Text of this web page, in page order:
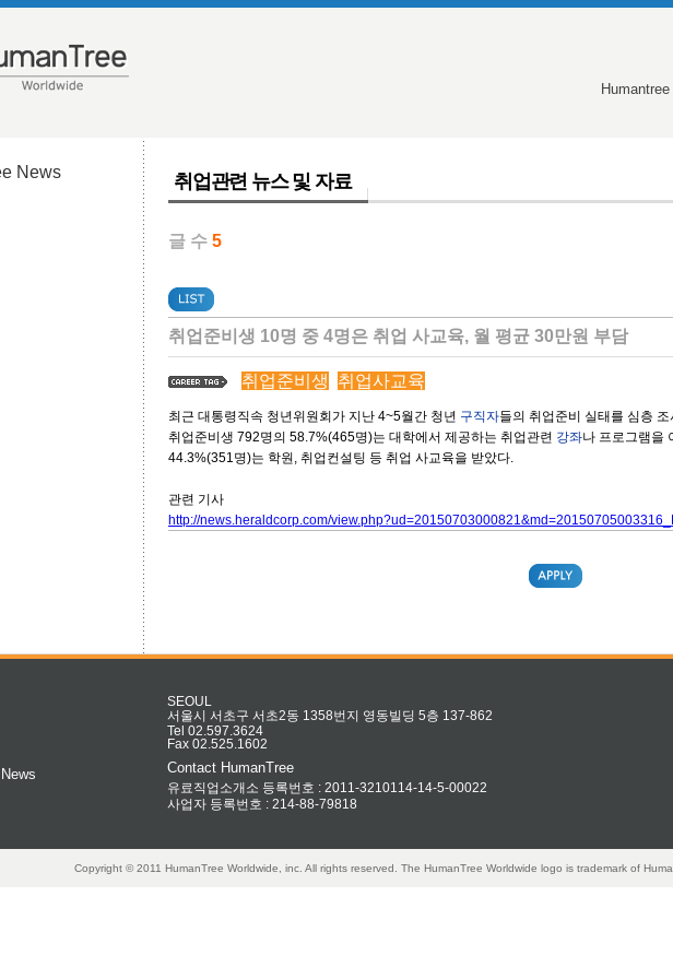
Humantree
News 취업관련 뉴스 및 자료
글 수 5
취업준비생 10명 중 4명은 취업 사교육, 월 평균 30만원 부담
취업준비생 취업사교육
최근 대통령직속 청년위원회가 지난 4~5월간 청년 구직자들의 취업준비 실태를 심층
취업준비생 792명의 58.7%(465명)는 대학에서 제공하는 취업관련 강좌나 프로그램을
44.3%(351명)는 학원, 취업컨설팅 등 취업 사교육을 받았다.
관련 기사
http://news.heraldcorp.com/
SEOUL
서울시 서초구 서초2동 1358번지 영동빌딩 5층 137-862
Tel 02.597.3624
Fax 02.525.1602
Contact HumanTree
유료직업소개소 등록번호 : 2011-3210114-14-5-00022
사업자 등록번호 : 214-88-79818
Copyright © 2011 HumanTree Worldwide, inc. All rights reserved. The HumanTree Worldwide logo is trademark of